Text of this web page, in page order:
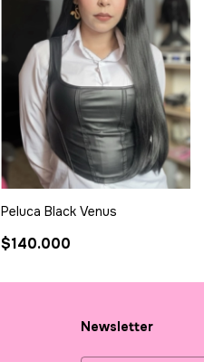
Peluca Black Venus
$140.000
Newsletter